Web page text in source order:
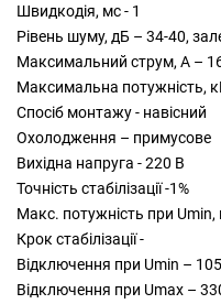
Швидкодія, мс - 1
Рівень шуму, дБ – 34-40,
Максимальний струм, А –
Максимальна потужність,
Спосіб монтажу - навісний
Охолодження – примусове
Вихідна напруга - 220 В
Точність стабілізації -1%
Макс. потужність при Umin,
Крок стабілізації -
Відключення при Umin –
Відключення при Umax –